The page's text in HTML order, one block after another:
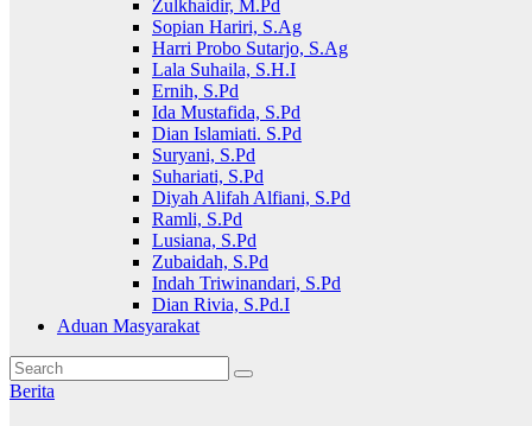
Zulkhaidir, M.Pd
Sopian Hariri, S.Ag
Harri Probo Sutarjo, S.Ag
Lala Suhaila, S.H.I
Ernih, S.Pd
Ida Mustafida, S.Pd
Dian Islamiati. S.Pd
Suryani, S.Pd
Suhariati, S.Pd
Diyah Alifah Alfiani, S.Pd
Ramli, S.Pd
Lusiana, S.Pd
Zubaidah, S.Pd
Indah Triwinandari, S.Pd
Dian Rivia, S.Pd.I
Aduan Masyarakat
Berita